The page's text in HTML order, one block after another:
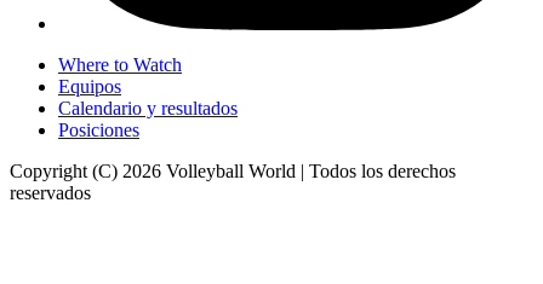
Where to Watch
Equipos
Calendario y resultados
Posiciones
Copyright (C) 2026 Volleyball World | Todos los derechos
reservados